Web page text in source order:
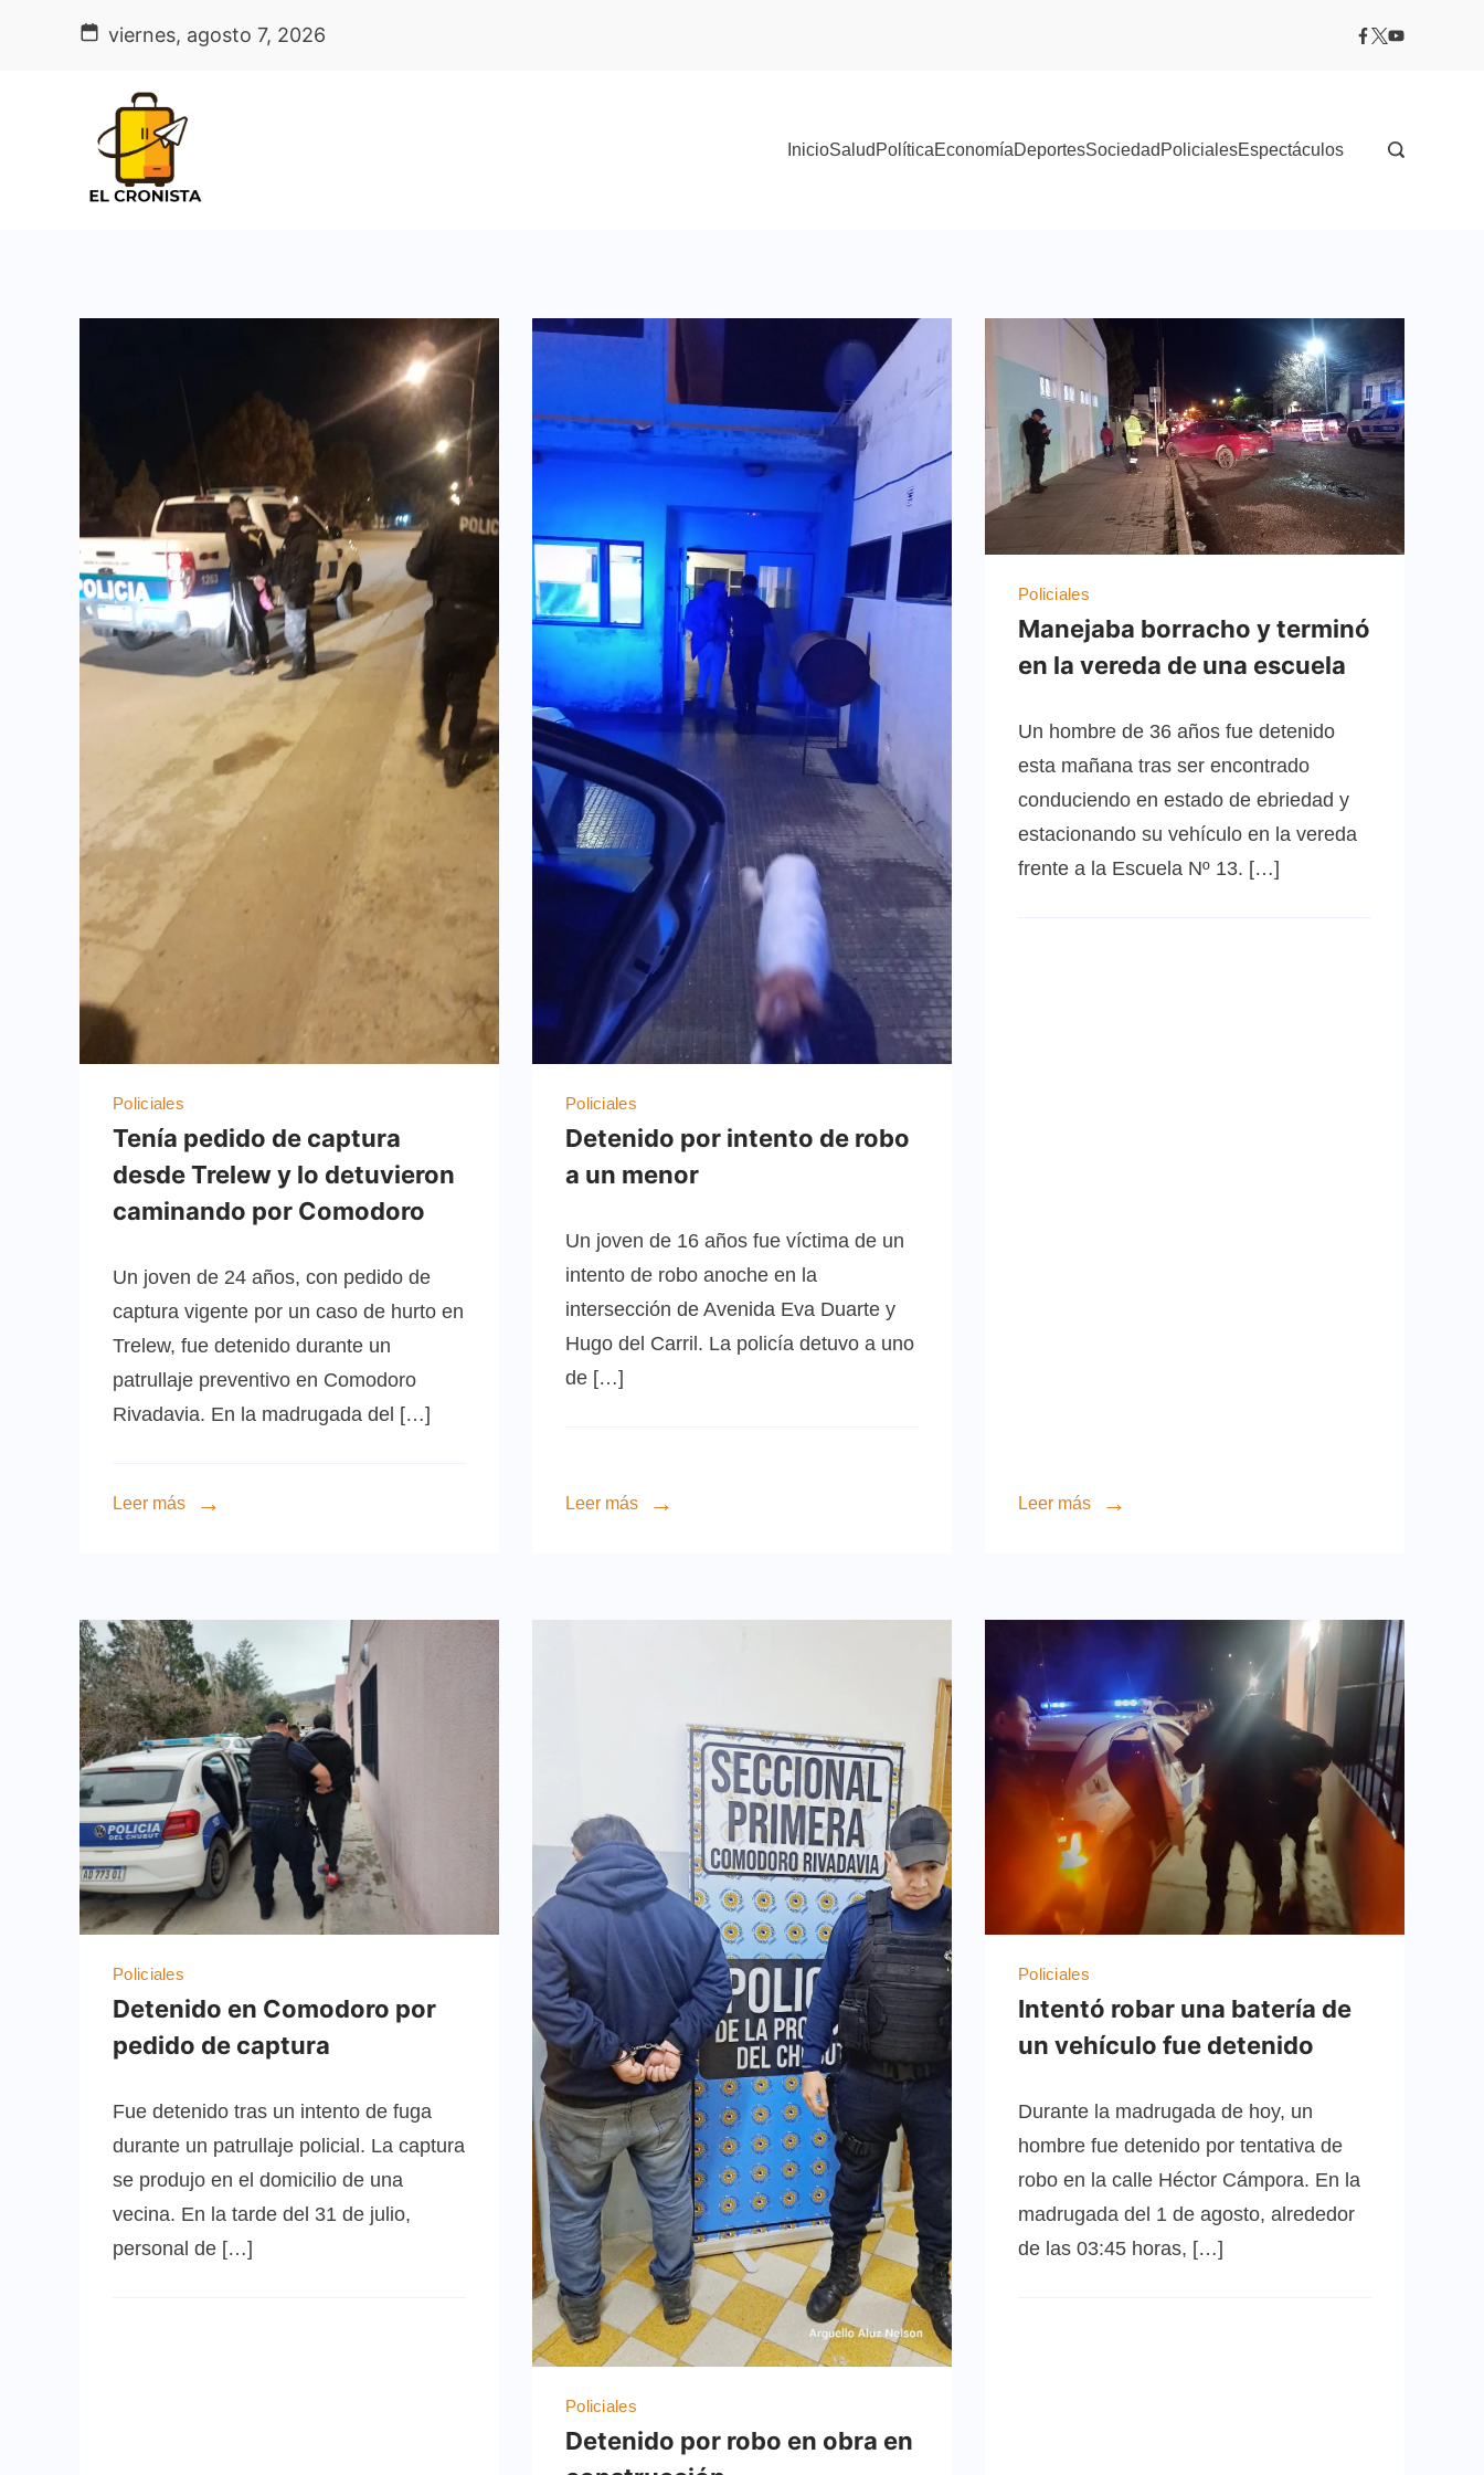
viernes, agosto 7, 2026
InicioSalud PolíticaEconomíaDeportesSociedad PolicialesEspectáculos
Policiales
Tenía pedido de captura
desde Trelew y lo detuvieron
caminando por Comodoro
Un joven de 24 años, con pedido de
captura vigente por un caso de hurto en
Trelew, fue detenido durante un
patrullaje preventivo en Comodoro
Rivadavia. En la madrugada del […]
Leer más
Policiales
Detenido por intento de robo
a un menor
Un joven de 16 años fue víctima de un
intento de robo anoche en la
intersección de Avenida Eva Duarte y
Hugo del Carril. La policía detuvo a uno
de […]
Leer más
Policiales
Manejaba borracho y terminó
en la vereda de una escuela
Un hombre de 36 años fue detenido
esta mañana tras ser encontrado
conduciendo en estado de ebriedad y
estacionando su vehículo en la vereda
frente a la Escuela Nº 13. […]
Leer más
Policiales
Detenido en Comodoro por
pedido de captura
Fue detenido tras un intento de fuga
durante un patrullaje policial. La captura
se produjo en el domicilio de una
vecina. En la tarde del 31 de julio,
personal de […]
Policiales
Detenido por robo en obra en
Policiales
Intentó robar una batería de
un vehículo fue detenido
Durante la madrugada de hoy, un
hombre fue detenido por tentativa de
robo en la calle Héctor Cámpora. En la
madrugada del 1 de agosto, alrededor
de las 03:45 horas, […]